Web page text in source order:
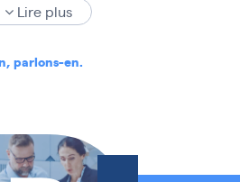
ensemble, capables de
des solutions innovantes,
et pragmatiques.
tout en gardant en tête
au service de l’humain : «
Lire plus
parlons-en.